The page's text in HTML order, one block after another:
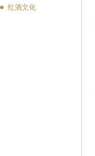
红酒文化